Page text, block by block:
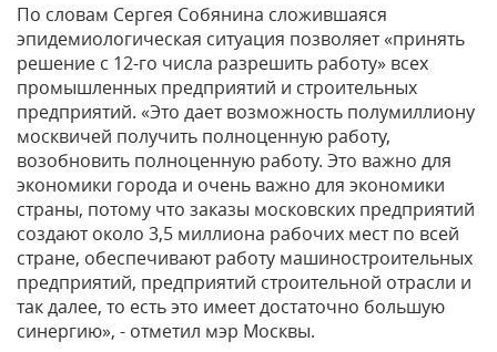
По словам Сергея Собянина сложившаяся
эпидемиологическая ситуация позволяет «принять
решение с 12-го числа разрешить работу» всех
промышленных предприятий и строительных
предприятий. «Это дает возможность полумиллиону
москвичей получить полноценную работу,
возобновить полноценную работу. Это важно для
экономики города и очень важно для экономики
страны, потому что заказы московских предприятий
создают около 3,5 миллиона рабочих мест по всей
стране, обеспечивают работу машиностроительных
предприятий, предприятий строительной отрасли и
так далее, то есть это имеет достаточно большую
синергию», - отметил мэр Москвы.